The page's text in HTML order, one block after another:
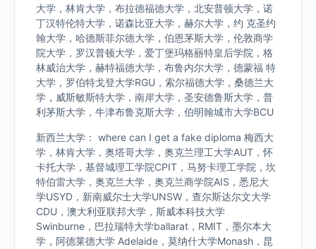
大学，林肯大学，布拉德福德大学，北安普顿大学，诺
丁汉特伦特大学，诺森比亚大学，赫尔大学，约 克圣约
翰大学，哈德斯菲尔德大学，伯恩茅斯大学，伦敦商学
院大学，罗汉普顿大学，爱丁堡玛格丽特皇后学院，格
林威治大学，赫特福德大学，布鲁内尔大学，德蒙福 特
大学，罗伯特戈登大学RGU，索尔福德大学，桑德兰大
学，威斯敏斯特大学，南岸大学，圣安德鲁斯大学，普
利茅斯大学，牛津布鲁克斯大学，伯明翰城市大学BCU
新西兰大学： where can I get a fake diploma 梅西大
学，林肯大学，奥塔哥大学，奥克兰理工大学AUT，怀
卡托大学，基督城理工学院CPIT，马努卡理工学院，坎
特伯雷大学，奥克兰大学，奥克兰商学院AIS，悉尼大
学USYD，新南威尔士大学UNSW，查尔斯达尔文大学
CDU，澳大利亚联邦大学，斯威本科技大学
Swinburne，巴拉瑞特大学ballarat，RMIT，墨尔本大
学，阿德莱德大学 Adelaide，莫纳什大学Monash，昆